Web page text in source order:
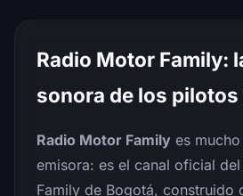
Radio Motor Family:
sonora de los
Radio Motor Family es
emisora: es el canal oficial
Family de Bogotá, construido